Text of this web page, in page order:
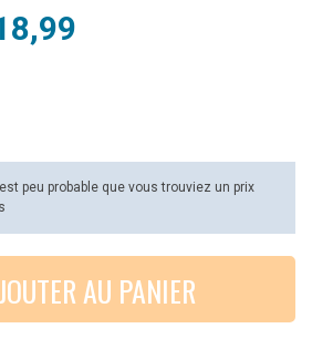
est peu probable que vous trouviez un prix
AU PANIER